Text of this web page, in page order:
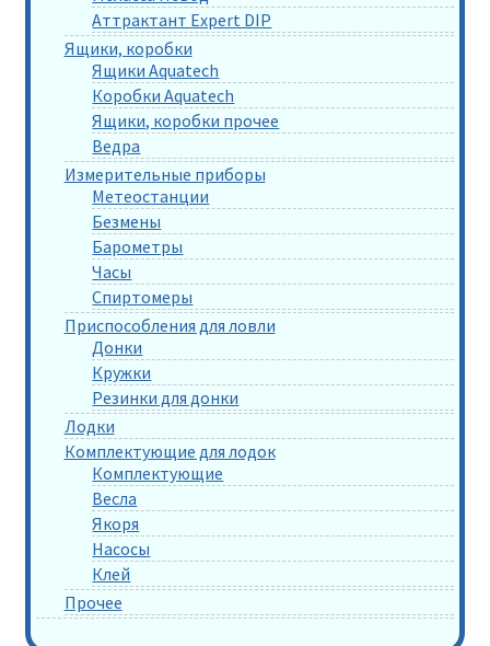
Аттрактант Expert DIP
Ящики, коробки
Ящики Aquatech
Коробки Aquatech
Ящики, коробки прочее
Ведра
Измерительные приборы
Метеостанции
Безмены
Барометры
Часы
Спиртомеры
Приспособления для ловли
Донки
Кружки
Резинки для донки
Лодки
Комплектующие для лодок
Комплектующие
Весла
Якоря
Насосы
Клей
Прочее